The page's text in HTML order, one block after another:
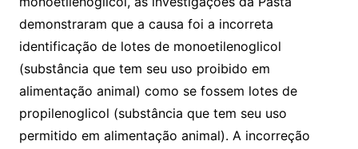
demonstraram que a causa foi a incorreta
identificação de lotes de monoetilenoglicol
(substância que tem seu uso proibido em
alimentação animal) como se fossem lotes de
propilenoglicol (substância que tem seu uso
permitido em alimentação animal). A incorreção